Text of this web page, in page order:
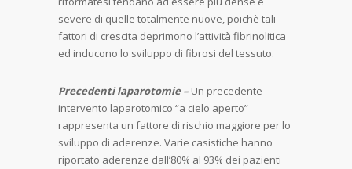
severe di quelle totalmente nuove, poichè tali
fattori di crescita deprimono l’attività fibrinolitica
ed inducono lo sviluppo di fibrosi del tessuto.
Precedenti laparotomie – Un precedente
intervento laparotomico “a cielo aperto”
rappresenta un fattore di rischio maggiore per lo
sviluppo di aderenze. Varie casistiche hanno
riportato aderenze dall’80% al 93% dei pazienti